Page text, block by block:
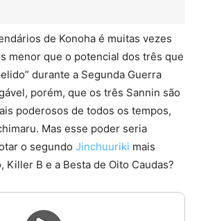
de Konoha é muitas vezes
menor que o potencial dos três que
durante a Segunda Guerra
porém, que os três Sannin são
poderosos de todos os tempos,
Mas esse poder seria
o segundo Jinchuuriki mais
Killer B e a Besta de Oito Caudas?